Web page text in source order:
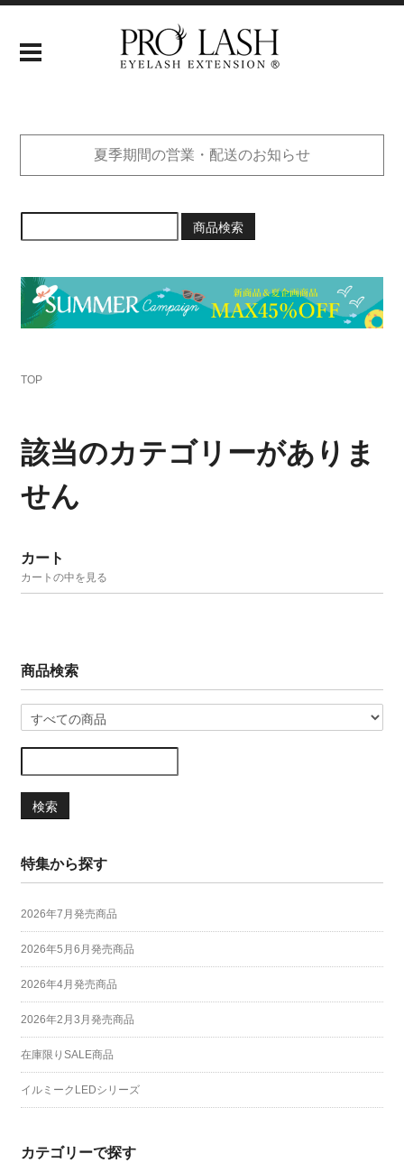
夏季期間の営業・配送のお知らせ
商品検索
TOP
該当のカテゴリーがありま
せん
カート
カートの中を見る
商品検索
検索
特集から探す
2026年7月発売商品
2026年5月6月発売商品
2026年4月発売商品
2026年2月3月発売商品
在庫限りSALE商品
イルミークLEDシリーズ
カテゴリーで探す